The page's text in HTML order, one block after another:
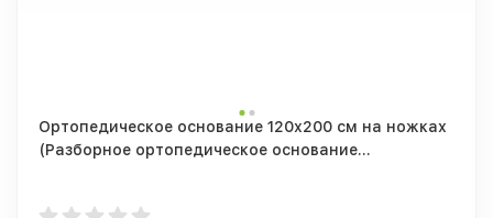
Ортопедическое основание 120х200 см на ножках
(Разборное ортопедическое основание